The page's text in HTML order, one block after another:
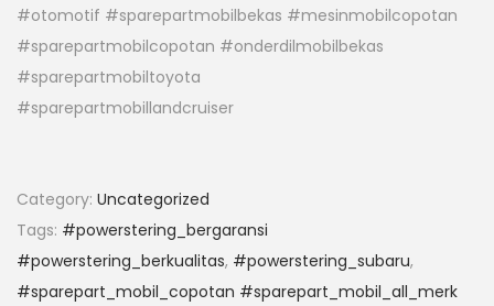
#otomotif #sparepartmobilbekas #mesinmobilcopotan
#sparepartmobilcopotan #onderdilmobilbekas
#sparepartmobiltoyota
#sparepartmobillandcruiser
Category: Uncategorized
Tags: #powerstering_bergaransi
#powerstering_berkualitas, #powerstering_subaru,
#sparepart_mobil_copotan #sparepart_mobil_all_merk